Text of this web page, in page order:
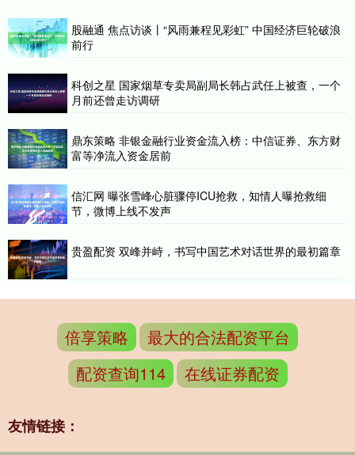
股融通 焦点访谈丨“风雨兼程见彩虹” 中国经济巨轮破浪
前行
科创之星 国家烟草专卖局副局长韩占武任上被查，一个
月前还曾走访调研
鼎东策略 非银金融行业资金流入榜：中信证券、东方财
富等净流入资金居前
信汇网 曝张雪峰心脏骤停ICU抢救，知情人曝抢救细
节，微博上线不发声
贵盈配资 双峰并峙，书写中国艺术对话世界的最初篇章
倍享策略
最大的合法配资平台
配资查询114
在线证券配资
友情链接：